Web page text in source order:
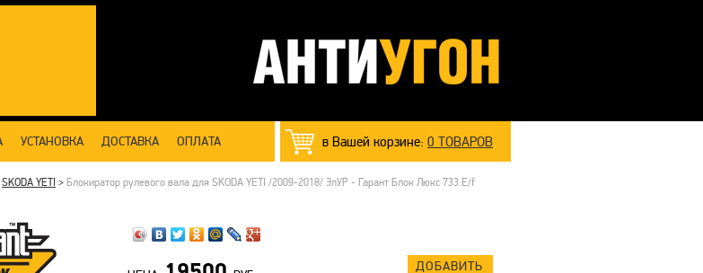
в Вашей корзине: 0 ТОВАРОВ
УСТАНОВКА ДОСТАВКА ОПЛАТА
SKODA YETI > Блокиратор рулевого вала для SKODA YETI /2009-2018/ ЭлУР - Гарант Блок Люкс 733.E/f
ДОБАВИТЬ